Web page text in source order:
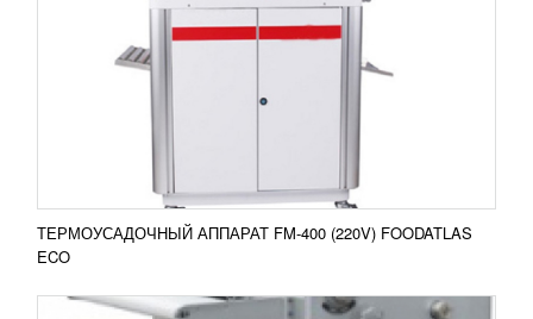
ТЕРМОУСАДОЧНЫЙ АППАРАТ FM-400 (220V) FOODATLAS
ECO
286 245RUB
Тестозакаточная машина Sigma FF 600
Тестозакаточная машина применяется для
закатки тестовых заготовок массой от 20 до 1500
ПОДРОБНЕЕ